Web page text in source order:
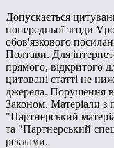
Допускається
попередньої згоди
обов'язкового
Полтави. Для
прямого, відкритого
цитовані статті не
джерела. Порушення
Законом. Матеріали
"Партнерський
та "Партнерський
реклами.